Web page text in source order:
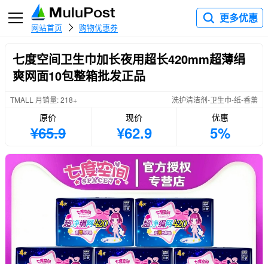
网站首页 购物优惠券
更多优惠
七度空间卫生巾加长夜用超长420mm超薄绢
爽网面10包整箱批发正品
TMALL 月销量: 218+ 洗护清洁剂-卫生巾-纸-香薰
原价
¥65.9
现价
¥62.9
优惠
5%